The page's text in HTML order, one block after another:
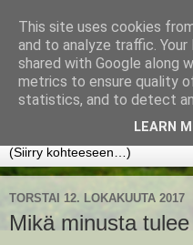
Uusi Suunta - Jokainen
TORSTAI 12. LOKAKUUTA 2017
Mikä minusta
This site uses cookies
and to analyze traffic.
shared with Google along
metrics to ensure quality
statistics, and to detect
LEARN